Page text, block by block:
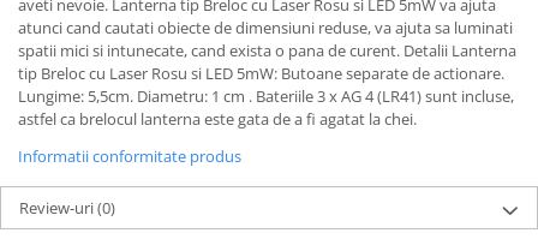
aveti nevoie. Lanterna tip Breloc cu Laser Rosu si LED 5mW va ajuta
atunci cand cautati obiecte de dimensiuni reduse, va ajuta sa luminati
spatii mici si intunecate, cand exista o pana de curent. Detalii Lanterna
tip Breloc cu Laser Rosu si LED 5mW: Butoane separate de actionare.
Lungime: 5,5cm. Diametru: 1 cm . Bateriile 3 x AG 4 (LR41) sunt incluse,
astfel ca brelocul lanterna este gata de a fi agatat la chei.
Informatii conformitate produs
Review-uri(0)